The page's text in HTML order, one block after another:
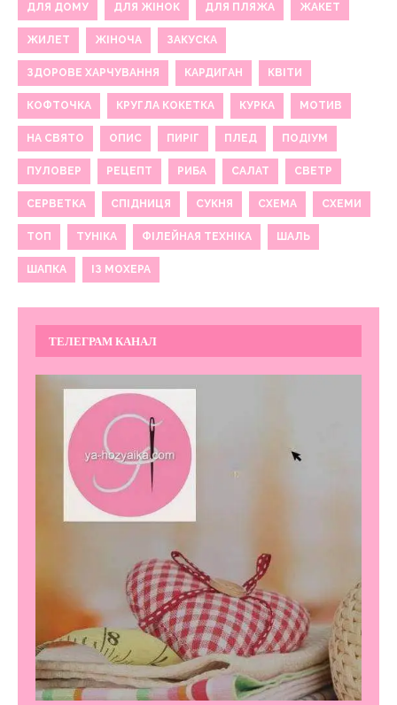
ДЛЯ ДОМУ ДЛЯ ЖІНОК ДЛЯ ПЛЯЖА ЖАКЕТ
ЖИЛЕТ ЖІНОЧА ЗАКУСКА
ЗДОРОВЕ ХАРЧУВАННЯ КАРДИГАН КВІТИ
КОФТОЧКА КРУГЛА КОКЕТКА КУРКА МОТИВ
НА СВЯТО ОПИС ПИРІГ ПЛЕД ПОДІУМ
ПУЛОВЕР РЕЦЕПТ РИБА САЛАТ СВЕТР
СЕРВЕТКА СПІДНИЦЯ СУКНЯ СХЕМА СХЕМИ
ТОП ТУНІКА ФІЛЕЙНАЯ ТЕХНІКА ШАЛЬ
ШАПКА ІЗ МОХЕРА
ТЕЛЕГРАМ КАНАЛ